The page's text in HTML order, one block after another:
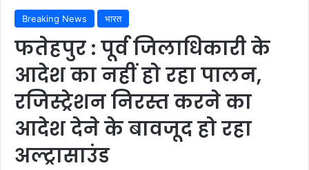
Breaking News भारत
फतेहपुर : पूर्व जिलाधिकारी के
आदेश का नहीं हो रहा पालन,
रजिस्ट्रेशन निरस्त करने का
आदेश देने के बावजूद हो रहा
अल्ट्रासाउंड